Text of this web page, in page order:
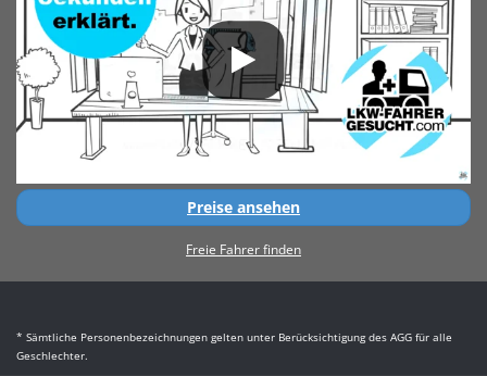
Preise ansehen
Freie Fahrer finden
* Sämtliche Personenbezeichnungen gelten unter Berücksichtigung des AGG für alle
Geschlechter.